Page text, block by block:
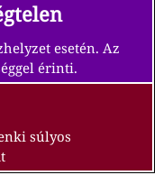
esetén. Az
érinti.
súlyos